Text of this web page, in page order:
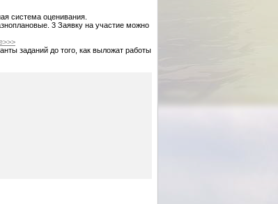
система оценивания.
3 Заявку на участие можно
заданий до того, как выложат работы